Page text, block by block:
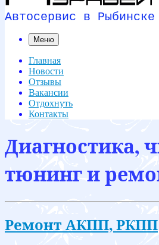
Автосервис в Рыбинске
Меню
Главная
Новости
Отзывы
Вакансии
Отдохнуть
Контакты
Диагностика,
тюнинг и
Ремонт АКПП, РКПП